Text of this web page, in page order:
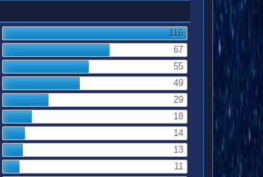
116
67
55
49
29
18
14
13
11